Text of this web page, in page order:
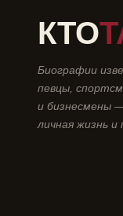
КТО
Биографии
певцы,
и бизнесмены
личная жизнь